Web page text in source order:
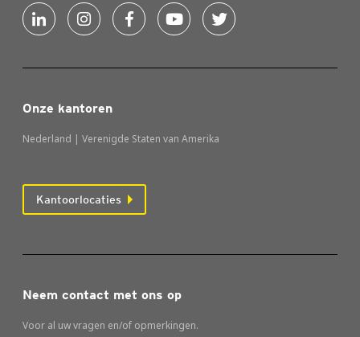
Onze kantoren
Nederland | Verenigde Staten van Amerika
Kantoorlocaties
Neem contact met ons op
Voor al uw vragen en/of opmerkingen.